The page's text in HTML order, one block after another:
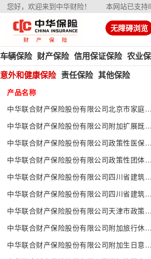
您好，欢迎来到中华财险！ 本网站已支持
无障碍浏览
车辆保险 财产保险 信用保证保险 农业
意外和健康保险 责任保险 其他保险
产品名称
中华联合财产保险股份有限公司北京市家庭成员意外伤害保险（2024版）
中华联合财产保险股份有限公司附加扩展既往症保险
中华联合财产保险股份有限公司政策性医保补充医疗保险
中华联合财产保险股份有限公司政策性团体意外伤害保险
中华联合财产保险股份有限公司四川省建筑施工人员团体意外伤害保险（2024版）
中华联合财产保险股份有限公司四川省建筑施工人员团体意外伤害保险（2024版）附加急性病身故保险
中华联合财产保险股份有限公司天津市政策性农民团体人身意外伤害保险（2023版）
中华联合财产保险股份有限公司附加旅行休养期间住宿费用保险
中华联合财产保险股份有限公司附加生日意外伤害保险